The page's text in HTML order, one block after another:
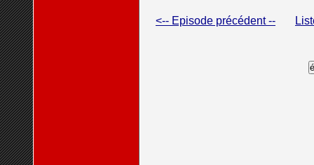
<-- Episode précédent --